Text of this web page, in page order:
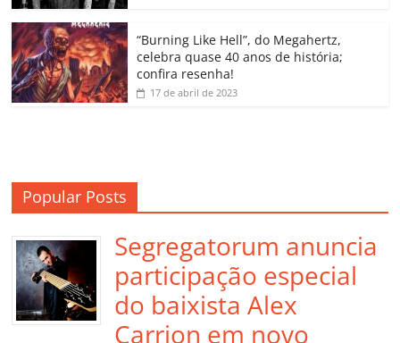
o
m
“Burning Like Hell”, do Megahertz,
celebra quase 40 anos de história;
confira resenha!
17 de abril de 2023
Popular Posts
Segregatorum anuncia
participação especial
do baixista Alex
Carrion em novo